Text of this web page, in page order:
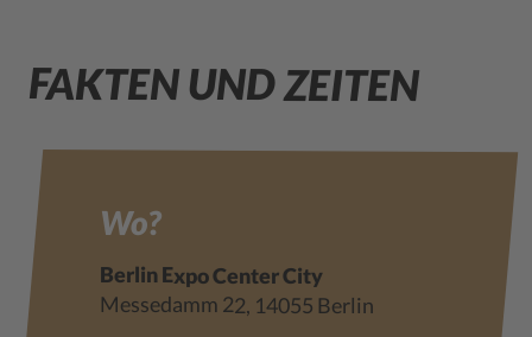
FAKTEN UND ZEITEN
Wo?
Berlin Expo Center City
Messedamm 22, 14055 Berlin